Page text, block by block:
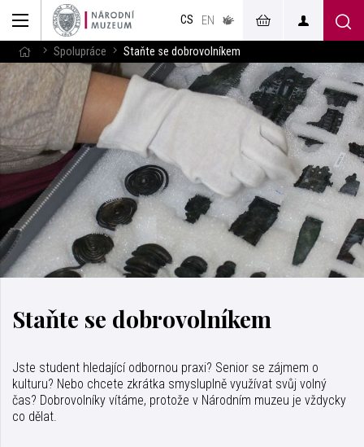
CS EN
v českém
jazyce
Spolupráce Staňte se dobrovolníkem
Staňte se dobrovolníkem
Jste student hledající odbornou praxi? Senior se zájmem o
kulturu? Nebo chcete zkrátka smysluplně využívat svůj volný
čas? Dobrovolníky vítáme, protože v Národním muzeu je vždycky
co dělat.